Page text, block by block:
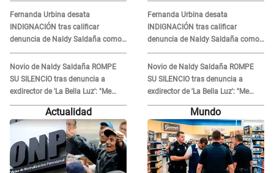
Fernanda Urbina desata
INDIGNACIÓN tras calificar
denuncia de Naldy Saldaña como
'acto bochornoso': "No es justo
atacar a otra mujer"
Novio de Naldy Saldaña ROMPE
SU SILENCIO tras denuncia a
exdirector de 'La Bella Luz': "Me
basta con que ella esté bien"
Fernanda Urbina desata
INDIGNACIÓN tras calificar
denuncia de Naldy Saldaña como
'acto bochornoso': "No es justo
atacar a otra mujer"
Novio de Naldy Saldaña ROMPE
SU SILENCIO tras denuncia a
exdirector de 'La Bella Luz': "Me
basta con que ella esté bien"
Actualidad Mundo